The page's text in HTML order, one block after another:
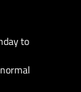
to